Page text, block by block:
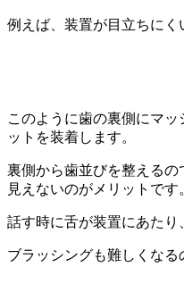
例えば、装置が目立ちにく
このように歯の裏側にマ
ットを装着します。
裏側から歯並びを整える
見えないのがメリットです
話す時に舌が装置にあたり
ブラッシングも難しくなる